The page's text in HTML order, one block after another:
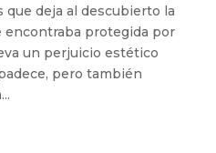
que deja al descubierto la
encontraba protegida por
un perjuicio estético
pero también